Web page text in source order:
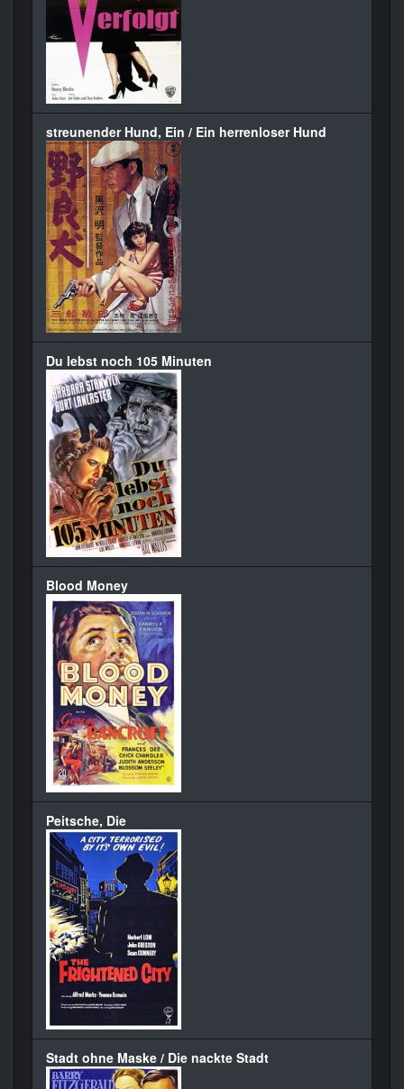
streunender Hund, Ein / Ein herrenloser Hund
Du lebst noch 105 Minuten
Blood Money
Peitsche, Die
Stadt ohne Maske / Die nackte Stadt